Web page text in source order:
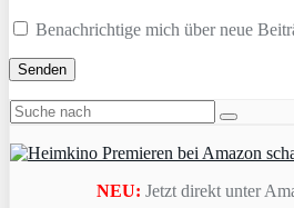
Benachrichtige mich über neue
NEU: Jetzt direkt unter